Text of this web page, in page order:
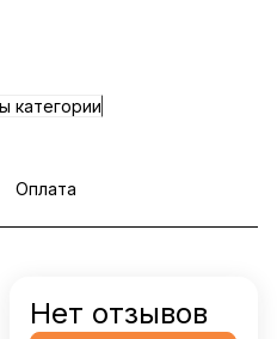
категории
Оплата
Нет отзывов